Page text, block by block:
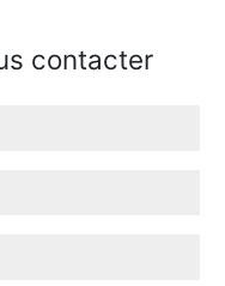
contacter